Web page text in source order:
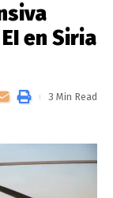
en Siria
3 Min Read